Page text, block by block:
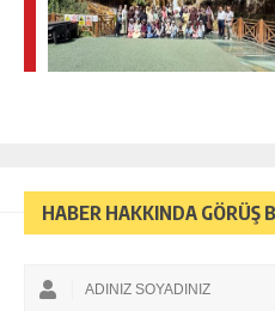
HABER HAKKINDA GÖRÜŞ